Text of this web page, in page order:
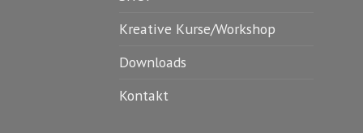
Kreative Kurse/Workshop
Downloads
Kontakt